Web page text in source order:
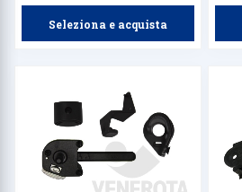
Seleziona e acquista